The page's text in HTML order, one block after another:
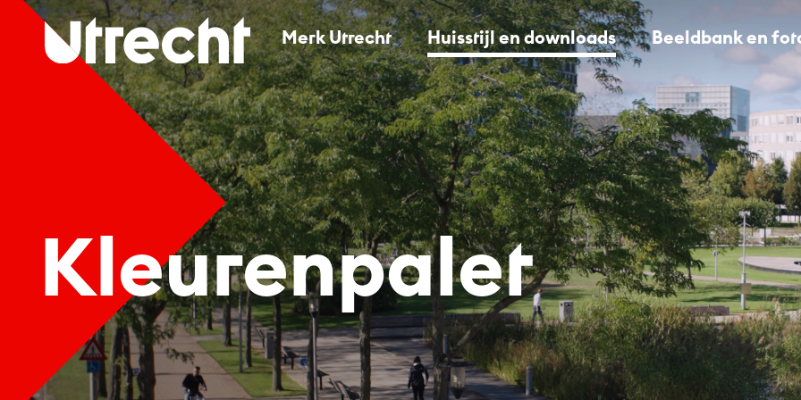
Merk Utrecht
Huisstijl en downloads
Beeldbank en fotografie
Press Office
Contact
Kleurenpalet
Merk Utrecht Huisstijl en downloads Beeldbank en